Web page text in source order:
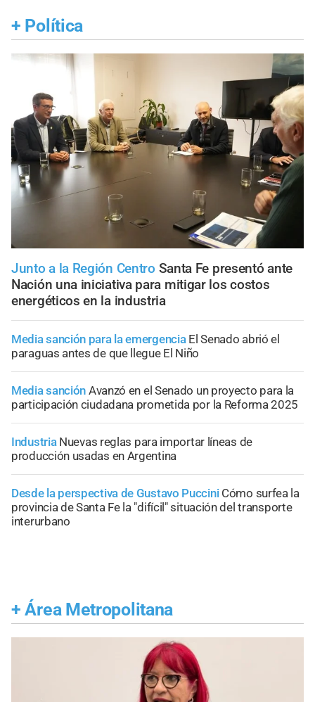
+ Política
Junto a la Región Centro Santa Fe presentó ante
Nación una iniciativa para mitigar los costos
energéticos en la industria
Media sanción para la emergencia El Senado abrió el
paraguas antes de que llegue El Niño
Media sanción Avanzó en el Senado un proyecto para la
participación ciudadana prometida por la Reforma 2025
Industria Nuevas reglas para importar líneas de
producción usadas en Argentina
Desde la perspectiva de Gustavo Puccini Cómo surfea la
provincia de Santa Fe la "difícil" situación del transporte
interurbano
+ Área Metropolitana